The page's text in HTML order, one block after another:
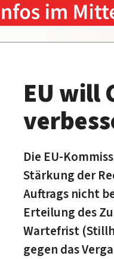
EU will
Die EU-
Stärkung der
Auftrags nicht
Erteilung des
Wartefrist
gegen das